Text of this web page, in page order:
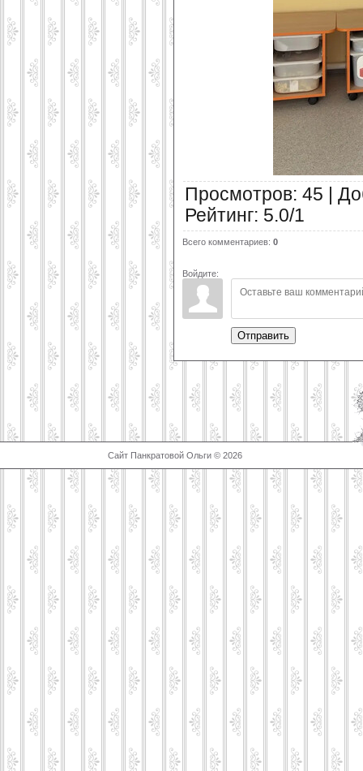
Просмотров: 45
Рейтинг: 5.0/1
Всего комментариев: 0
Войдите:
Отправить
Сайт Панкратовой Ольги © 2026